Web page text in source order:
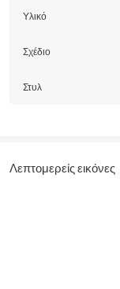
Υλικό
Σχέδιο
Στυλ
Λεπτομερείς εικόνες